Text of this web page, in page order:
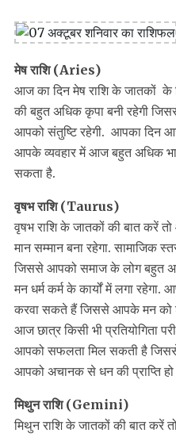
मेष राशि (Aries)
आज का दिन मेष राशि के जातकों के
की बहुत अधिक कृपा बनी रहेगी
आपको संतुष्टि रहेगी. आपका दिन
आपके व्यवहार में आज बहुत अधिक
सकता है.
वृषभ राशि (Taurus)
वृषभ राशि के जातकों की बात करें
मान सम्मान बना रहेगा. सामाजिक
जिससे आपको समाज के लोग बहुत
मन धर्म कर्म के कार्यों में लगा रहेगा.
करवा सकते हैं जिससे आपके मन को
आज छात्र किसी भी प्रतियोगिता
आपको सफलता मिल सकती है
आपको अचानक से धन की प्राप्ति
मिथुन राशि (Gemini)
मिथुन राशि के जातकों की बात